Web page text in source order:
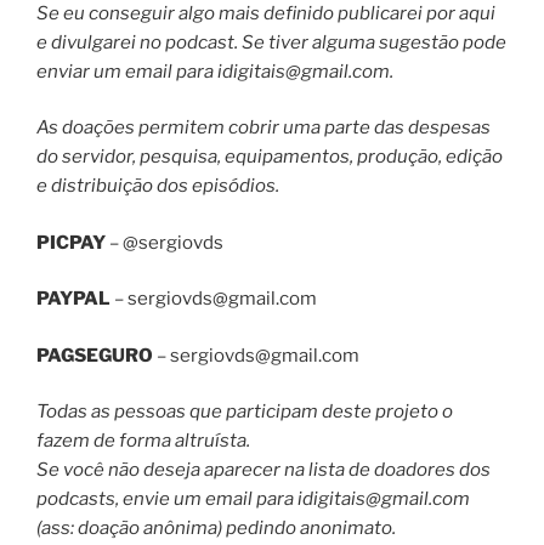
Se eu conseguir algo mais definido publicarei por aqui
e divulgarei no podcast. Se tiver alguma sugestão pode
enviar um email paraidigitais@gmail.com.
As doações permitem cobrir uma parte das despesas
do servidor, pesquisa, equipamentos, produção, edição
e distribuição dos episódios.
PICPAY – @sergiovds
PAYPAL –sergiovds@gmail.com
PAGSEGURO –sergiovds@gmail.com
Todas as pessoas que participam deste projeto o
fazem de forma altruísta.
Se você não deseja aparecer na lista de doadores dos
podcasts, envie um email paraidigitais@gmail.com
(ass: doação anônima) pedindo anonimato.